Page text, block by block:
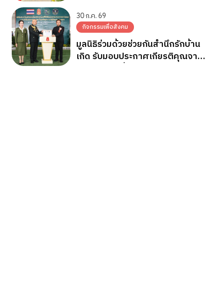
พระบาทสมเด็จพระเจ้าอยู่หัว
30 ก.ค. 69
กิจกรรมเพื่อสังคม
มูลนิธิร่วมด้วยช่วยกันสำนึกรักบ้าน
เกิด รับมอบประกาศเกียรติคุณจาก